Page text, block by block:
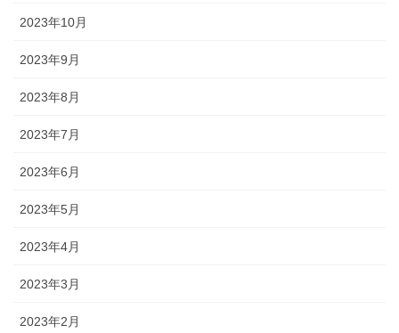
2023年10月
2023年9月
2023年8月
2023年7月
2023年6月
2023年5月
2023年4月
2023年3月
2023年2月